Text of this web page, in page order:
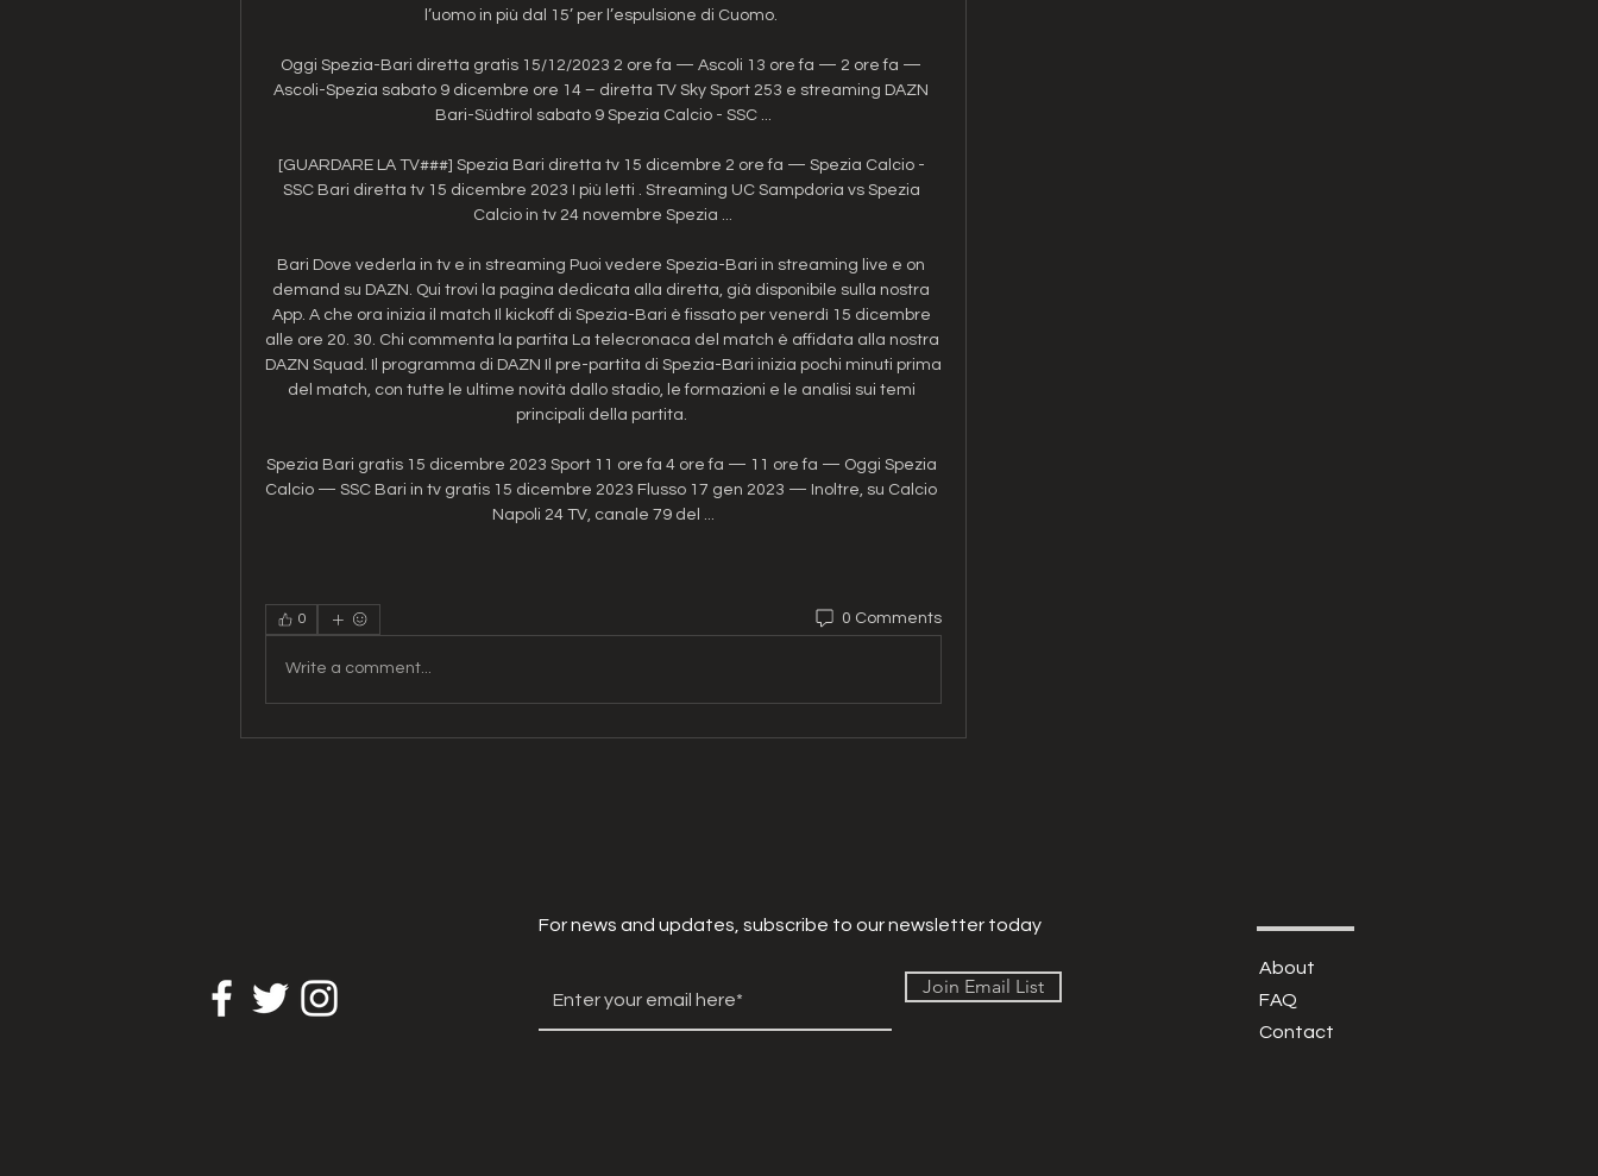
l’uomo in più dal 15’ per l’espulsione di Cuomo.
Oggi Spezia-Bari diretta gratis 15/12/2023 2 ore fa — Ascoli 13 ore fa — 2 ore fa —
Ascoli-Spezia sabato 9 dicembre ore 14 – diretta TV Sky Sport 253 e streaming DAZN
Bari-Südtirol sabato 9 Spezia Calcio - SSC ...
[GUARDARE LA TV###] Spezia Bari diretta tv 15 dicembre 2 ore fa — Spezia Calcio -
SSC Bari diretta tv 15 dicembre 2023 I più letti . Streaming UC Sampdoria vs Spezia
Calcio in tv 24 novembre Spezia ...
Bari Dove vederla in tv e in streaming Puoi vedere Spezia-Bari in streaming live e on
demand su DAZN. Qui trovi la pagina dedicata alla diretta, già disponibile sulla nostra
App. A che ora inizia il match Il kickoff di Spezia-Bari è fissato per venerdì 15 dicembre
alle ore 20. 30. Chi commenta la partita La telecronaca del match è affidata alla nostra
DAZN Squad. Il programma di DAZN Il pre-partita di Spezia-Bari inizia pochi minuti prima
del match, con tutte le ultime novità dallo stadio, le formazioni e le analisi sui temi
principali della partita.
Spezia Bari gratis 15 dicembre 2023 Sport 11 ore fa 4 ore fa — 11 ore fa — Oggi Spezia
Calcio — SSC Bari in tv gratis 15 dicembre 2023 Flusso 17 gen 2023 — Inoltre, su Calcio
Napoli 24 TV, canale 79 del ...
0 0 Comments
Write a comment...
For news and updates, subscribe to our newsletter today
Join Email List
About
FAQ
Contact